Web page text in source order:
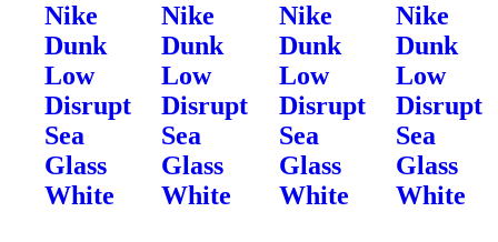
Nike
Dunk
Low
Disrupt
Sea
Glass
White
Nike
Dunk
Low
Disrupt
Sea
Glass
White
Nike
Dunk
Low
Disrupt
Sea
Glass
White
Nike
Dunk
Low
Disrupt
Sea
Glass
White